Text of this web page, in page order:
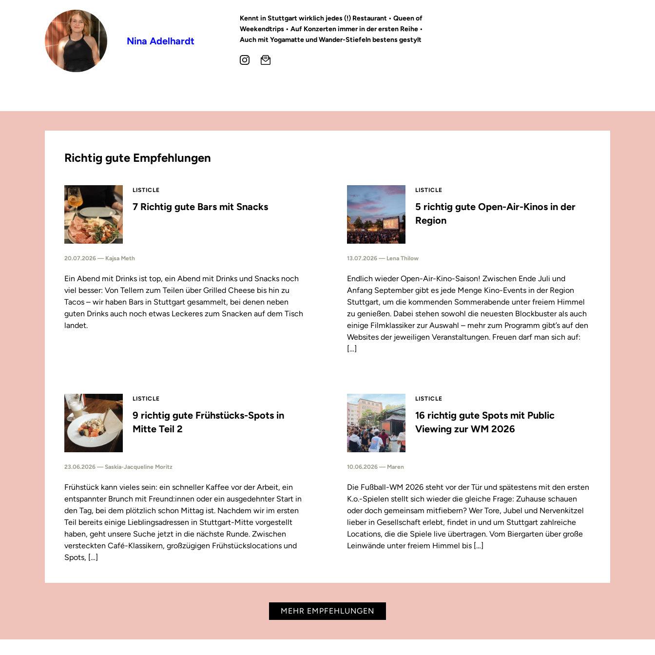
Nina Adelhardt
Kennt in Stuttgart wirklich jedes (!) Restaurant • Queen of
Weekendtrips • Auf Konzerten immer in der ersten Reihe •
Auch mit Yogamatte und Wander-Stiefeln bestens gestylt
Richtig gute Empfehlungen
LISTICLE
7 Richtig gute Bars mit Snacks
20.07.2026 — Kajsa Meth
Ein Abend mit Drinks ist top, ein Abend mit Drinks und Snacks noch
viel besser: Von Tellern zum Teilen über Grilled Cheese bis hin zu
Tacos – wir haben Bars in Stuttgart gesammelt, bei denen neben
guten Drinks auch noch etwas Leckeres zum Snacken auf dem Tisch
landet.
LISTICLE
5 richtig gute Open-Air-Kinos in der
Region
13.07.2026 — Lena Thilow
Endlich wieder Open-Air-Kino-Saison! Zwischen Ende Juli und
Anfang September gibt es jede Menge Kino-Events in der Region
Stuttgart, um die kommenden Sommerabende unter freiem Himmel
zu genießen. Dabei stehen sowohl die neuesten Blockbuster als auch
einige Filmklassiker zur Auswahl – mehr zum Programm gibt’s auf den
Websites der jeweiligen Veranstaltungen. Freuen darf man sich auf:
[…]
LISTICLE
9 richtig gute Frühstücks-Spots in
Mitte Teil 2
23.06.2026 — Saskia-Jacqueline Moritz
Frühstück kann vieles sein: ein schneller Kaffee vor der Arbeit, ein
entspannter Brunch mit Freund:innen oder ein ausgedehnter Start in
den Tag, bei dem plötzlich schon Mittag ist. Nachdem wir im ersten
Teil bereits einige Lieblingsadressen in Stuttgart-Mitte vorgestellt
haben, geht unsere Suche jetzt in die nächste Runde. Zwischen
versteckten Café-Klassikern, großzügigen Frühstückslocations und
Spots, […]
LISTICLE
16 richtig gute Spots mit Public
Viewing zur WM 2026
10.06.2026 — Maren
Die Fußball-WM 2026 steht vor der Tür und spätestens mit den ersten
K.o.-Spielen stellt sich wieder die gleiche Frage: Zuhause schauen
oder doch gemeinsam mitfiebern? Wer Tore, Jubel und Nervenkitzel
lieber in Gesellschaft erlebt, findet in und um Stuttgart zahlreiche
Locations, die die Spiele live übertragen. Vom Biergarten über große
Leinwände unter freiem Himmel bis […]
MEHR EMPFEHLUNGEN